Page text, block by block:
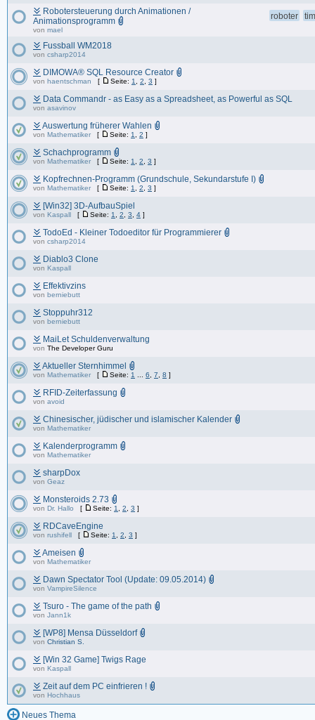
roboter
Robotersteuerung durch Animationen /
Animationsprogramm
von mael
Fussball WM2018
von csharp2014
DIMOWA® SQL Resource Creator
von haentschman [ Seite: 1 2 3 ]
Data Commandr - as Easy as a Spreadsheet, as Powerful as SQL
von asavinov
Auswertung früherer Wahlen
von Mathematiker [ Seite: 1 2 ]
Schachprogramm
von Mathematiker [ Seite: 1 2 3 ]
Kopfrechnen-Programm (Grundschule, Sekundarstufe I)
von Mathematiker [ Seite: 1 2 3 ]
[Win32] 3D-AufbauSpiel
von Kaspall [ Seite: 1 2 3 4 ]
TodoEd - Kleiner Todoeditor für Programmierer
von csharp2014
Diablo3 Clone
von Kaspall
Effektivzins
von berniebutt
Stoppuhr312
von berniebutt
MaiLet Schuldenverwaltung
von The Developer Guru
Aktueller Sternhimmel
von Mathematiker [ Seite: 1 6 7 8 ]
RFID-Zeiterfassung
von avoid
Chinesischer, jüdischer und islamischer Kalender
von Mathematiker
Kalenderprogramm
von Mathematiker
sharpDox
von Geaz
Monsteroids 2.73
von Dr. Hallo [ Seite: 1 2 3 ]
RDCaveEngine
von rushifell [ Seite: 1 2 3 ]
Ameisen
von Mathematiker
Dawn Spectator Tool (Update: 09.05.2014)
von VampireSilence
Tsuro - The game of the path
von Jann1k
[WP8] Mensa Düsseldorf
von Christian S.
[Win 32 Game] Twigs Rage
von Kaspall
Zeit auf dem PC einfrieren !
von Hochhaus
Neues Thema